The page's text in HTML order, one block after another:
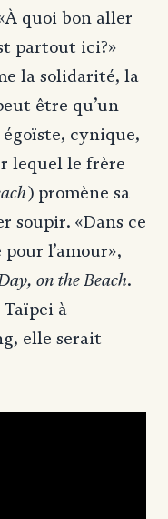
quoi bon aller
partout ici?»
la solidarité, la
être qu’un
cynique,
lequel le frère
) promène sa
soupir. «Dans ce
l’amour»,
on the Beach.
à
elle serait